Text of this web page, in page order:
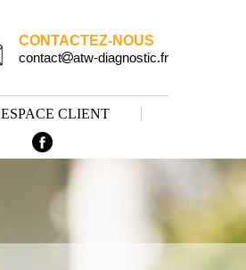
CONTACTEZ-NOUS
contact
atw-diagnostic.fr
ESPACE CLIENT